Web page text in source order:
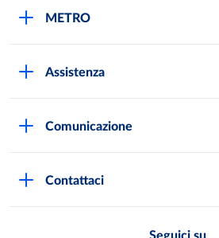
METRO
Metro AG
Assistenza
Comunicazione
Contattaci
Seguici su